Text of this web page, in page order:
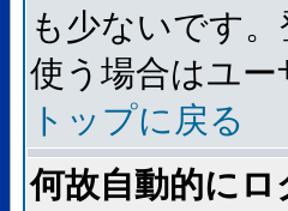
も少ないです
使う場合はユ
トップに戻る
何故自動的に